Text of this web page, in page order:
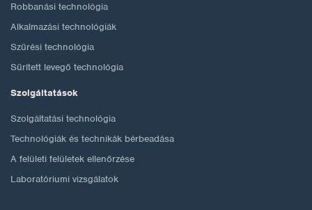
Robbanási technológia
Alkalmazási technológiák
Szűrési technológia
Sűrített levegő technológia
Szolgáltatások
Szolgáltatási technológia
Technológiák és technikák bérbeadása
A felületi felületek ellenőrzése
Laboratóriumi vizsgálatok